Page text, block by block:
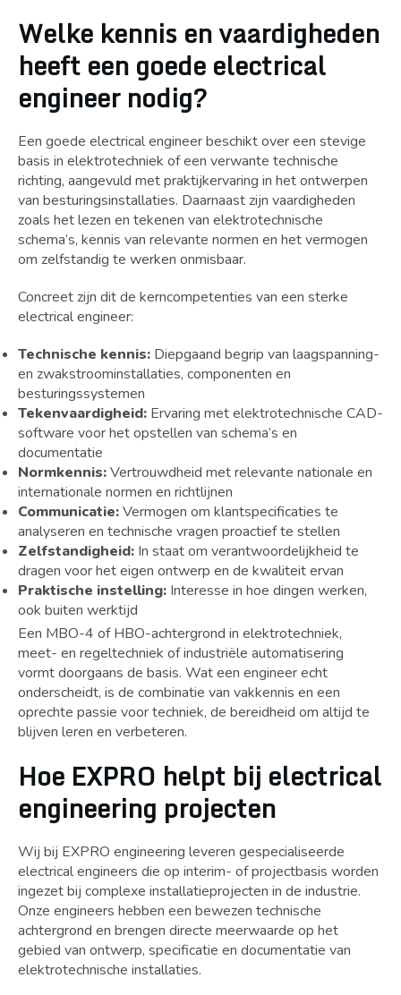
Welke kennis en vaardigheden
heeft een goede electrical
engineer nodig?
Een goede electrical engineer beschikt over een stevige
basis in elektrotechniek of een verwante technische
richting, aangevuld met praktijkervaring in het ontwerpen
van besturingsinstallaties. Daarnaast zijn vaardigheden
zoals het lezen en tekenen van elektrotechnische
schema’s, kennis van relevante normen en het vermogen
om zelfstandig te werken onmisbaar.
Concreet zijn dit de kerncompetenties van een sterke
electrical engineer:
Technische kennis: Diepgaand begrip van laagspanning-
en zwakstroominstallaties, componenten en
besturingssystemen
Tekenvaardigheid: Ervaring met elektrotechnische CAD-
software voor het opstellen van schema’s en
documentatie
Normkennis:Vertrouwdheid met relevante nationale en
internationale normen en richtlijnen
Communicatie:Vermogen om klantspecificaties te
analyseren en technische vragen proactief te stellen
Zelfstandigheid: In staat om verantwoordelijkheid te
dragen voor het eigen ontwerp en de kwaliteit ervan
Praktische instelling: Interesse in hoe dingen werken,
ook buiten werktijd
Een MBO-4 of HBO-achtergrond in elektrotechniek,
meet- en regeltechniek of industriële automatisering
vormt doorgaans de basis. Wat een engineer echt
onderscheidt, is de combinatie van vakkennis en een
oprechte passie voor techniek, de bereidheid om altijd te
blijven leren en verbeteren.
Hoe EXPRO helpt bij electrical
engineering projecten
Wij bij EXPRO engineering leveren gespecialiseerde
electrical engineers die op interim- of projectbasis worden
ingezet bij complexe installatieprojecten in de industrie.
Onze engineers hebben een bewezen technische
achtergrond en brengen directe meerwaarde op het
gebied van ontwerp, specificatie en documentatie van
elektrotechnische installaties.